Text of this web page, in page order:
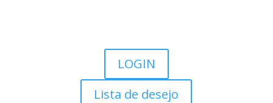
LOGIN
Lista de desejo